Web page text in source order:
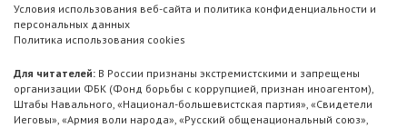
Условия использования веб-сайта и политика конфиденциальности и
персональных данных
Политика использования cookies
Для читателей: В России признаны экстремистскими и запрещены
организации ФБК (Фонд борьбы с коррупцией, признан иноагентом),
Штабы Навального, «Национал-большевистская партия», «Свидетели
Иеговы», «Армия воли народа», «Русский общенациональный союз»,